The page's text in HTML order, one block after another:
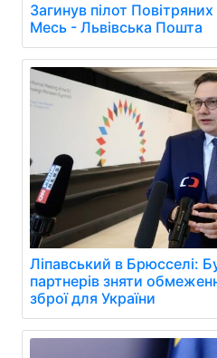
Загинув пілот
Месь - Львівська Пошта
Ліпавський в Брюсселі:
партнерів зняти
зброї для України